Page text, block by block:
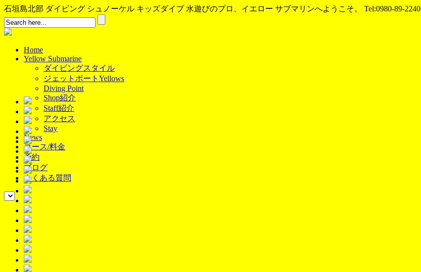
石垣島北部 ダイビング シュノーケル キッズダイブ 水遊びのプロ、イエロー サブマリンへようこそ。 Tel:0980-89-2240
Home
Yellow Submarine
ダイビングスタイル
ジェットボートYellows
Diving Point
Shop紹介
Staff紹介
アクセス
Stay
News
コース/料金
予約
ブログ
よくある質問